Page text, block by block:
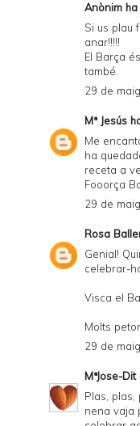
Anònim ha
Si us plau
anar!!!!!
El Barça
també.
29 de
Mª Jesús
Me
ha
receta a
Fooorça
29 de
Rosa
Genial!
celebrar-
Visca el
Molts
29 de
MªJose-Dit
Plas, plas,
nena vaja